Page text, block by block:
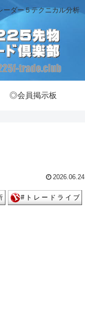
ーダー５テクニカル分析
◎会員掲示板
2026.06.24